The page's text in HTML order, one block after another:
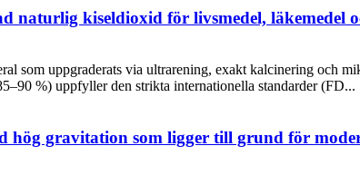
naturlig kiseldioxid för livsmedel, läkemedel
som uppgraderats via ultrarening, exakt kalcinering och
%) uppfyller den strikta internationella standarder (FD...
hög gravitation som ligger till grund för